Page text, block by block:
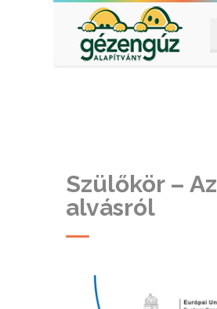
Szülőkör – Az
alvásról